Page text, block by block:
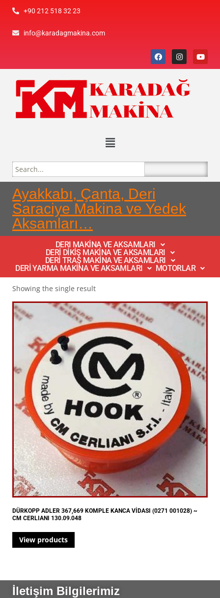
+90 212 518 32 23
info@karadagmakina.com
Ayakkabı, Çanta, Deri
Saraciye Makina ve Yedek
Aksamları…
DERI MAKİNA VE AKSAMLARI
DERİ DİKİŞ MAKİNA VE AKSAMLARI
DERİ TRAŞ MAKİNA VE AKSAMLARI
DERİ YARMA MAKİNA VE AKSAMLARI
MOTORLAR
Showing the single result
DÜRKOPP ADLER 367,669 KOMPLE KANCA VİDASI (0271 001028) ~
CM CERLIANI 130.09.048
View products
İletişim Bilgilerimiz